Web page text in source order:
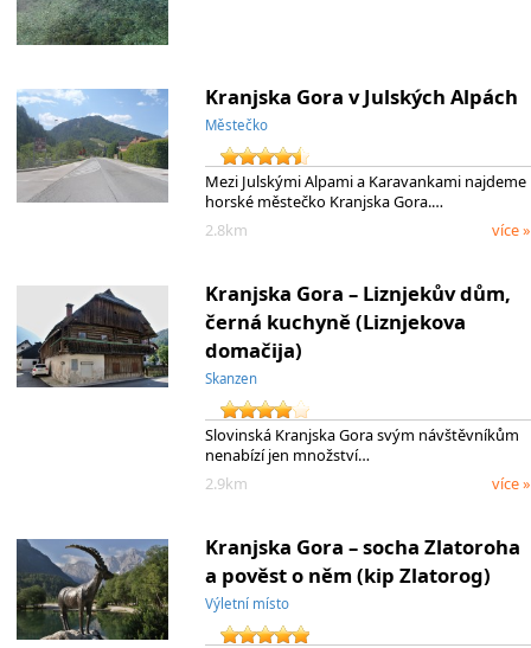
Kranjska Gora v Julských Alpách
Městečko
Mezi Julskými Alpami a Karavankami najdeme
horské městečko Kranjska Gora.…
2.8km
více »
Kranjska Gora – Liznjekův dům,
černá kuchyně (Liznjekova
domačija)
Skanzen
Slovinská Kranjska Gora svým návštěvníkům
nenabízí jen množství…
2.9km
více »
Kranjska Gora – socha Zlatoroha
a pověst o něm (kip Zlatorog)
Výletní místo